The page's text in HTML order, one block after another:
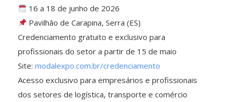
16 a 18 de junho de 2026
Pavilhão de Carapina, Serra (ES)
Credenciamento gratuito e exclusivo para
profissionais do setor a partir de 15 de maio
Site: modalexpo.com.br/credenciamento
Acesso exclusivo para empresários e profissionais
dos setores de logística, transporte e comércio